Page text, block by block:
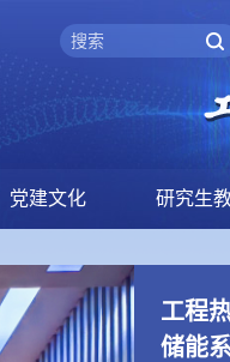
党建文化 研究生
工程
储能